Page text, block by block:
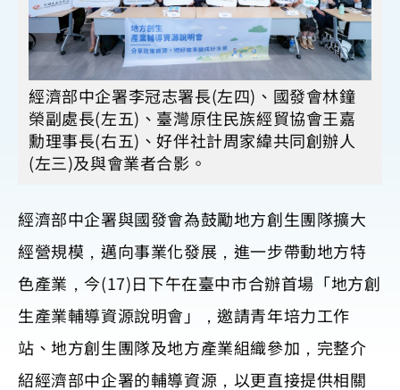
經濟部中企署李冠志署長(左四)、國發會林鐘
榮副處長(左五)、臺灣原住民族經貿協會王嘉
勳理事長(右五)、好伴社計周家緯共同創辦人
(左三)及與會業者合影。
經濟部中企署與國發會為鼓勵地方創生團隊擴大
經營規模，邁向事業化發展，進一步帶動地方特
色產業，今(17)日下午在臺中市合辦首場「地方創
生產業輔導資源說明會」，邀請青年培力工作
站、地方創生團隊及地方產業組織參加，完整介
紹經濟部中企署的輔導資源，以更直接提供相關